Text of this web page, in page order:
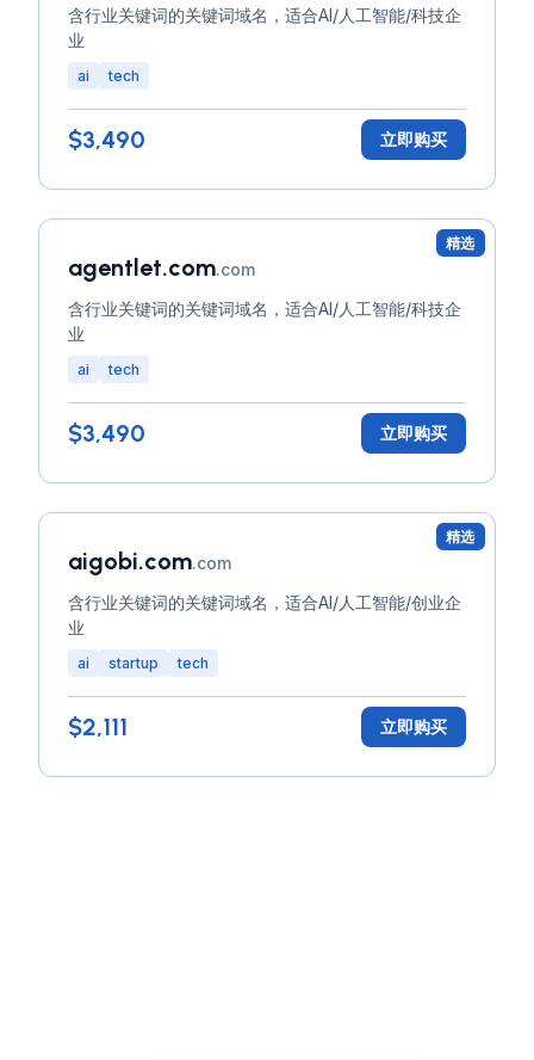
含行业关键词的关键词域名，适合AI/人工智能/科技企
业
ai tech
$3,490 立即购买
精选
agentlet.com.com
含行业关键词的关键词域名，适合AI/人工智能/科技企
业
ai tech
$3,490 立即购买
精选
aigobi.com.com
含行业关键词的关键词域名，适合AI/人工智能/创业企
业
ai startup tech
$2,111 立即购买